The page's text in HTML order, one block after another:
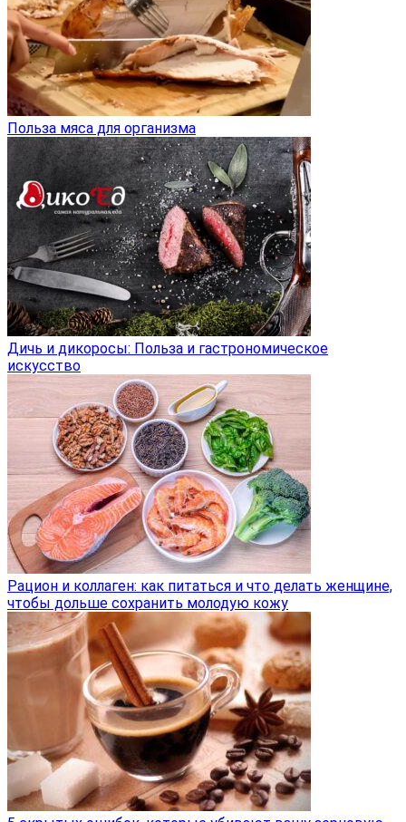
Польза мяса для организма
Дичь и дикоросы: Польза и гастрономическое
искусство
Рацион и коллаген: как питаться и что делать женщине,
чтобы дольше сохранить молодую кожу